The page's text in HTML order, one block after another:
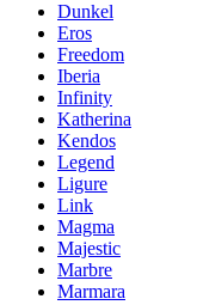
Dunkel
Eros
Freedom
Iberia
Infinity
Katherina
Kendos
Legend
Ligure
Link
Magma
Majestic
Marbre
Marmara